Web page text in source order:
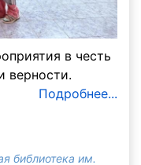
в честь
верности.
Подробнее...
библиотека им.